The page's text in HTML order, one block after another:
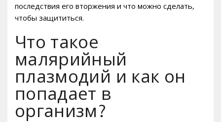
последствия его вторжения и что можно сделать,
чтобы защититься.
Что такое
малярийный
плазмодий и как он
попадает в
организм?